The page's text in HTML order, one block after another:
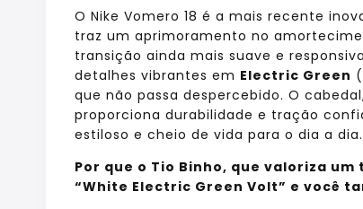
O Nike Vomero 18 é a mais recente
traz um aprimoramento no
transição ainda mais suave e
detalhes vibrantes em Electric Green
que não passa despercebido. O
proporciona durabilidade e tração
estiloso e cheio de vida para o dia a dia.
Por que o Tio Binho, que valoriza
“White Electric Green Volt” e você